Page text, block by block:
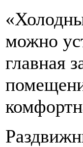
можно
главная